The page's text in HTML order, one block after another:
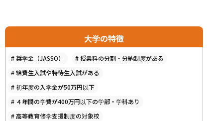
大学の特徴
# 奨学金（JASSO） #授業料の分割・分納制度がある
#給費生入試や特待生入試がある
#初年度の入学金が50万円以下
# ４年間の学費が400万円以下の学部・学科あり
#高等教育修学支援制度の対象校